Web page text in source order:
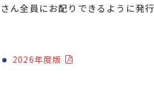
さん全員にお配りできるように発行
2026年度版